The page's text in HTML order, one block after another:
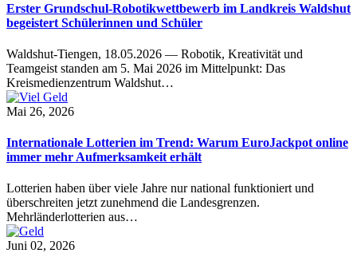
Erster Grundschul-Robotikwettbewerb im Landkreis Waldshut
begeistert Schülerinnen und Schüler
Waldshut-Tiengen, 18.05.2026 — Robotik, Kreativität und
Teamgeist standen am 5. Mai 2026 im Mittelpunkt: Das
Kreismedienzentrum Waldshut…
Mai 26, 2026
Internationale Lotterien im Trend: Warum EuroJackpot online
immer mehr Aufmerksamkeit erhält
Lotterien haben über viele Jahre nur national funktioniert und
überschreiten jetzt zunehmend die Landesgrenzen.
Mehrländerlotterien aus…
Juni 02, 2026